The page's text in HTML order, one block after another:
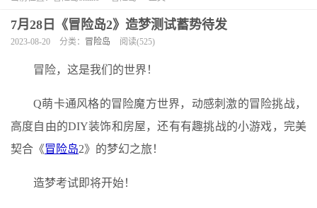
7月28日《冒险岛2》造梦测试蓄势待发
2023-08-20 分类： 冒险岛 阅读(525)
冒险，这是我们的世界！
Q萌卡通风格的冒险魔方世界，动感刺激的冒险挑战，
高度自由的DIY装饰和房屋，还有有趣挑战的小游戏，完美
契合《冒险岛2》的梦幻之旅！
造梦考试即将开始！